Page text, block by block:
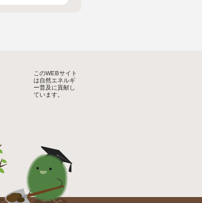
このWEBサイト
は自然エネルギ
ー普及に貢献し
ています。